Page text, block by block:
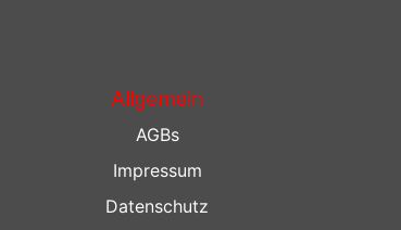
Allgemein
AGBs
Impressum
Datenschutz